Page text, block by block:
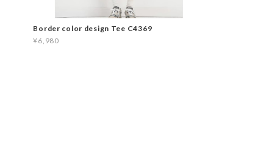
Border color design Tee C4369
¥6,980